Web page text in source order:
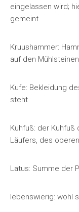
eingelassen wird;
gemeint
Kruushammer:
auf den Mühlsteinen
Kufe: Bekleidung
steht
Kuhfuß: der
Läufers, des
Latus: Summe der
lebenswierig: wohl